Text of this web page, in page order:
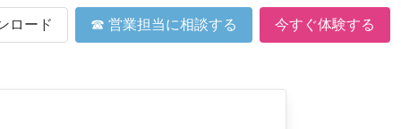
ロード ☎ 営業担当に相談する 今すぐ体験する